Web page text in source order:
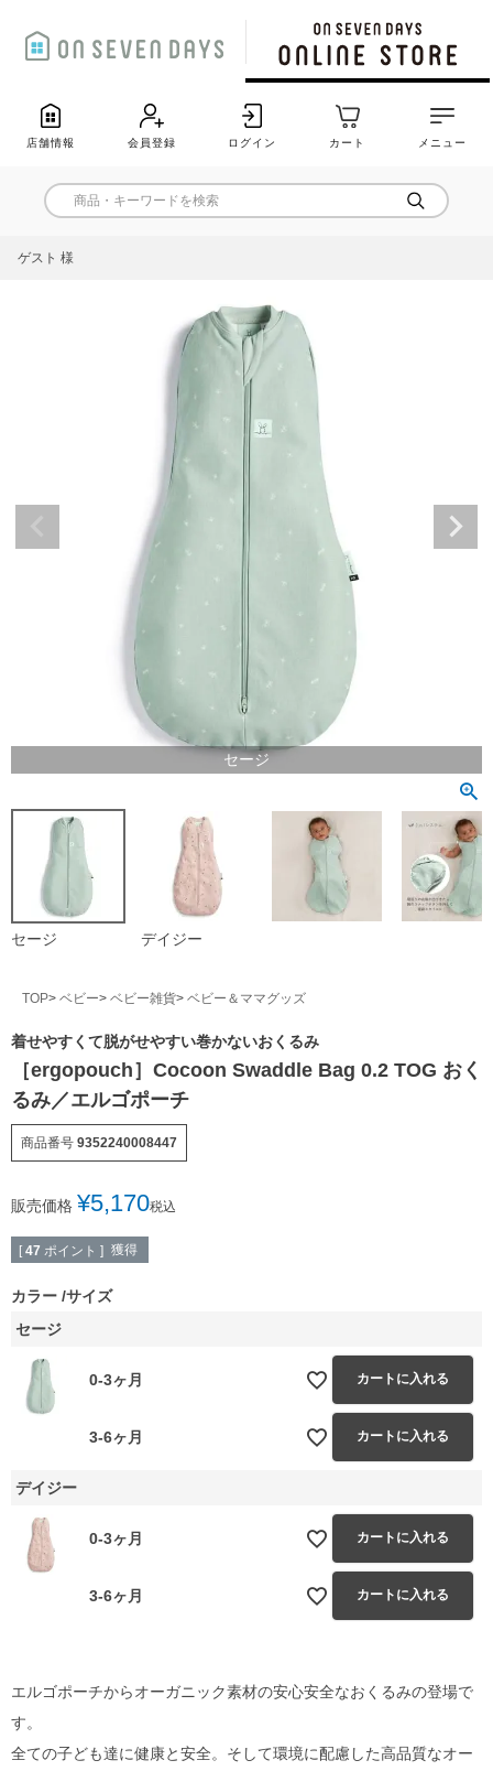
店舗情報 会員登録 ログイン カート メニュー
ゲスト 様
セージ
セージ デイジー
TOP ベビー ベビー雑貨 ベビー＆ママグッズ
着せやすくて脱がせやすい巻かないおくるみ
［ergopouch］Cocoon Swaddle Bag 0.2 TOG おく
るみ／エルゴポーチ
商品番号 9352240008447
販売価格 ¥5,170税込
[ 47 ポイント ] 獲得
カラー サイズ
セージ
0-3ヶ月 カートに入れる
3-6ヶ月 カートに入れる
デイジー
0-3ヶ月 カートに入れる
3-6ヶ月 カートに入れる
エルゴポーチからオーガニック素材の安心安全なおくるみの登場で
す。
全ての子ども達に健康と安全。そして環境に配慮した高品質なオー